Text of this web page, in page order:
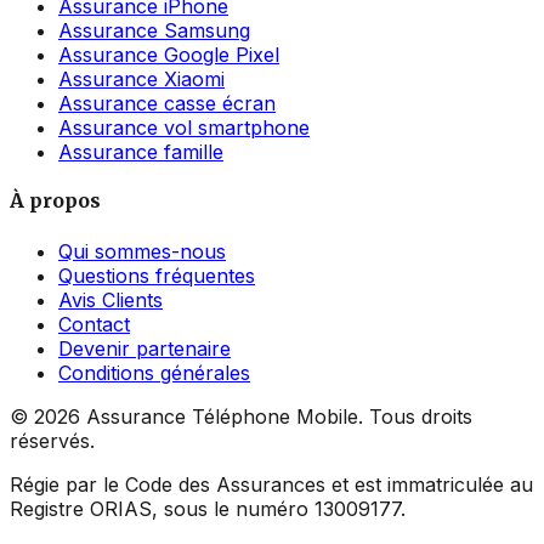
Assurance iPhone
Assurance Samsung
Assurance Google Pixel
Assurance Xiaomi
Assurance casse écran
Assurance vol smartphone
Assurance famille
À propos
Qui sommes-nous
Questions fréquentes
Avis Clients
Contact
Devenir partenaire
Conditions générales
© 2026 Assurance Téléphone Mobile. Tous droits
réservés.
Régie par le Code des Assurances et est immatriculée au
Registre ORIAS, sous le numéro 13009177.